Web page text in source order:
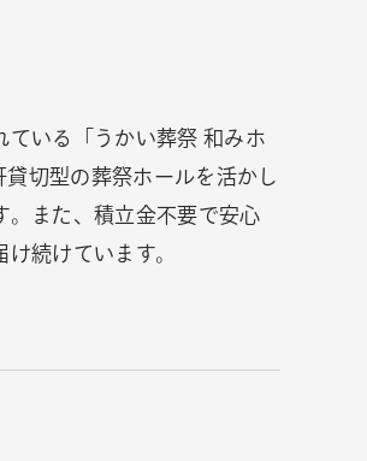
ている「うかい葬祭 和みホ
切型の葬祭ホールを活かし
。また、積立金不要で安心
続けています。